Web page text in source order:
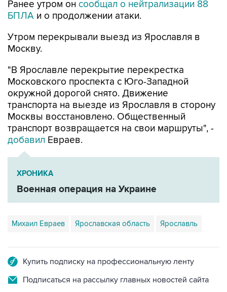
Ранее утром он сообщал о нейтрализации 88
БПЛА и о продолжении атаки.
Утром перекрывали выезд из Ярославля в
Москву.
"В Ярославле перекрытие перекрестка
Московского проспекта с Юго-Западной
окружной дорогой снято. Движение
транспорта на выезде из Ярославля в сторону
Москвы восстановлено. Общественный
транспорт возвращается на свои маршруты", -
добавил Евраев.
ХРОНИКА
Военная операция на Украине
Михаил Евраев Ярославская область Ярославль
Купить подписку на профессиональную ленту
Подписаться на рассылку главных новостей сайта